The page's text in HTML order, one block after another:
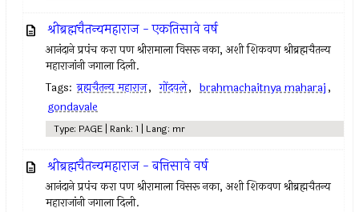
श्रीब्रह्मचैतन्यमहाराज - एकतिसावे वर्ष
आनंदाने प्रपंच करा पण श्रीरामाला विसरू नका, अशी शिकवण श्रीब्रह्मचैतन्य
महाराजांनी जगाला दिली.
Tags: ब्रह्मचैतन्य महाराज, गोंदवले, brahmachaitnya maharaj,
gondavale
Type: PAGE | Rank: 1 | Lang: mr
श्रीब्रह्मचैतन्यमहाराज - बत्तिसावे वर्ष
आनंदाने प्रपंच करा पण श्रीरामाला विसरू नका, अशी शिकवण श्रीब्रह्मचैतन्य
महाराजांनी जगाला दिली.